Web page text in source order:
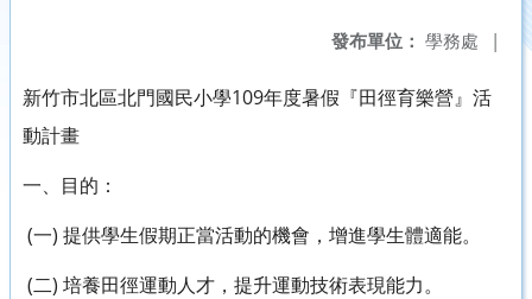
發布單位： 學務處 |
新竹市北區北門國民小學109年度暑假『田徑育樂營』活
動計畫
一、目的：
(一) 提供學生假期正當活動的機會，增進學生體適能。
(二) 培養田徑運動人才，提升運動技術表現能力。